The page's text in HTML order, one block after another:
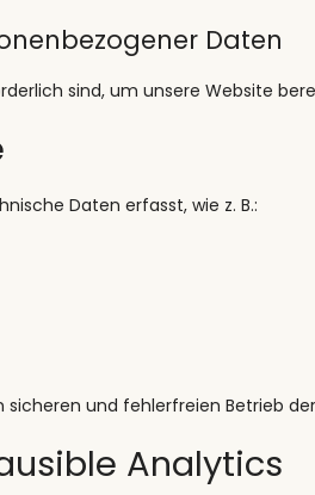
Daten
sind, um unsere Website
Daten erfasst, wie z. B.:
und fehlerfreien Betrieb
Analytics